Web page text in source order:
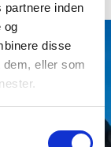
inden
og
disse
eller som
RUST